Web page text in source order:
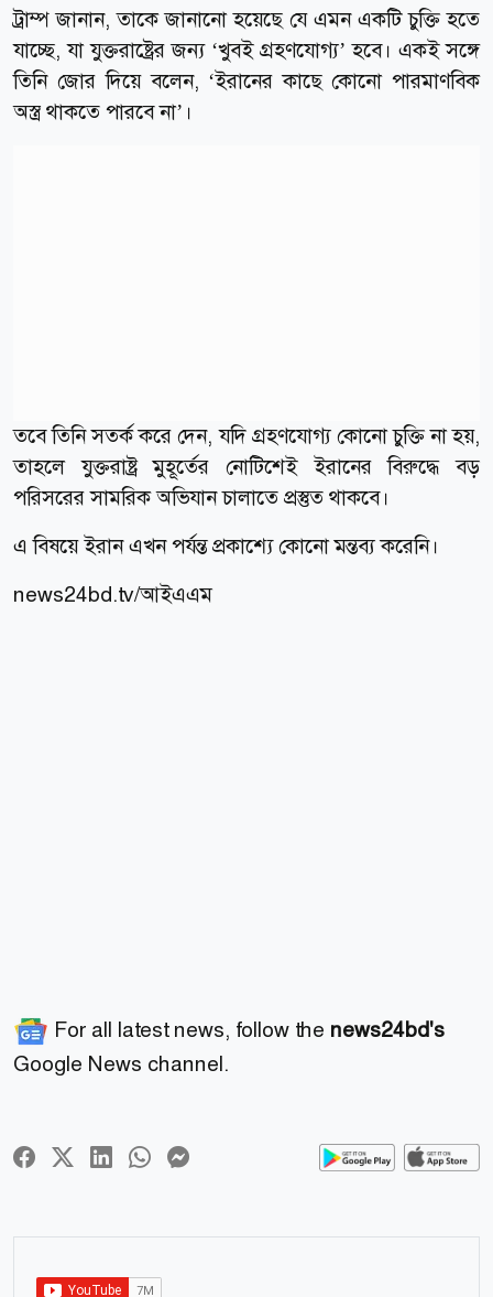
ট্রাম্প জানান, তাকে জানানো হয়েছে যে এমন একটি চুক্তি হতে
যাচ্ছে, যা যুক্তরাষ্ট্রের জন্য ‘খুবই গ্রহণযোগ্য’ হবে। একই সঙ্গে
তিনি জোর দিয়ে বলেন, ‘ইরানের কাছে কোনো পারমাণবিক
অস্ত্র থাকতে পারবে না’।
তবে তিনি সতর্ক করে দেন, যদি গ্রহণযোগ্য কোনো চুক্তি না হয়,
তাহলে যুক্তরাষ্ট্র মুহূর্তের নোটিশেই ইরানের বিরুদ্ধে বড়
পরিসরের সামরিক অভিযান চালাতে প্রস্তুত থাকবে।
এ বিষয়ে ইরান এখন পর্যন্ত প্রকাশ্যে কোনো মন্তব্য করেনি।
news24bd.tv/আইএএম
For all latest news, follow the news24bd's
Google News channel.